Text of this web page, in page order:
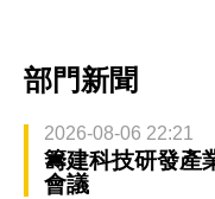
部門新聞
2026-08-06 22:21
籌建科技研發產
會議